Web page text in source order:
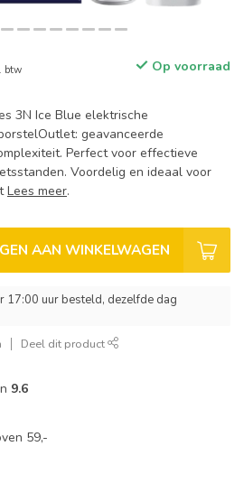
btw Op voorraad
3N Ice Blue elektrische
geavanceerde
Perfect voor effectieve
Voordelig en ideaal voor
Lees meer.
AAN WINKELWAGEN
17:00 uur besteld, dezelfde dag
Deel dit product
9.6
59,-